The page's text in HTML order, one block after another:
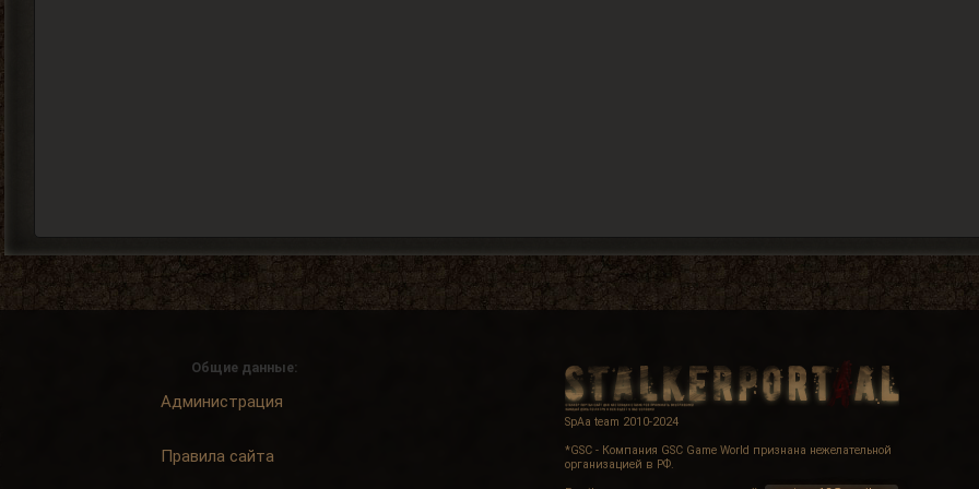
Общие данные:
Администрация
Правила сайта
SpAa team 2010-2024
*GSC - Компания GSC Game World признана нежелательной
организацией в РФ.